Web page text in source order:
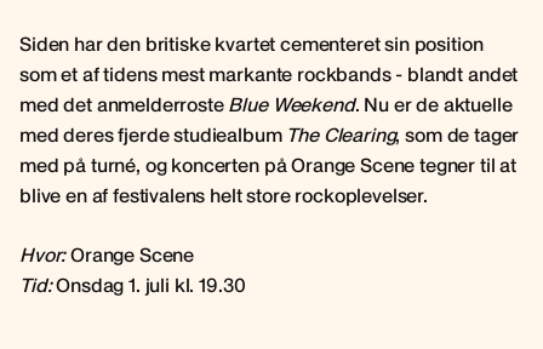
Siden har den britiske kvartet cementeret sin position
som et af tidens mest markante rockbands - blandt andet
med det anmelderrosteBlue Weekend. Nu er de aktuelle
med deres fjerde studiealbum The Clearing, som de tager
med på turné, og koncerten på Orange Scene tegner til at
blive en af festivalens helt store rockoplevelser.
Hvor:Orange Scene
Tid:Onsdag 1. juli kl. 19.30